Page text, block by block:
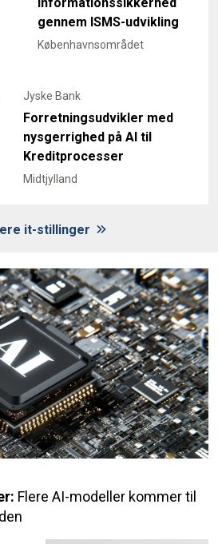
gennem ISMS-udvikling
Københavnsområdet
Jyske Bank
Forretningsudvikler med
nysgerrighed på AI til
Kreditprocesser
Midtjylland
it-stillinger
Flere AI-modeller kommer til